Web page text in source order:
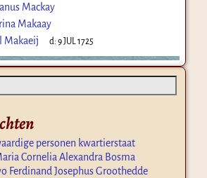
Mackay
Makaay
Makaeij d:9 JUL 1725
personen kwartierstaat
Cornelia Alexandra Bosma
Ferdinand Josephus Groothedde